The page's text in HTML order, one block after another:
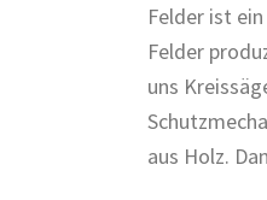
Felder ist
Felder
uns
aus Holz.